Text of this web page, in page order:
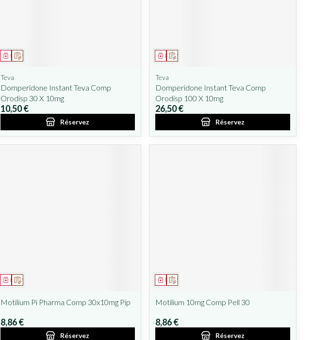
Sur prescription
Médicament
Teva
Domperidone Instant Teva Comp
Orodisp 30 X 10mg
10,50 €
Réservez
Sur prescription
Médicament
Teva
Domperidone Instant Teva Comp
Orodisp 100 X 10mg
26,50 €
Réservez
Sur prescription
Médicament
Motilium Pi Pharma Comp 30x10mg Pip
8,86 €
Réservez
Sur prescription
Médicament
Motilium 10mg Comp Pell 30
8,86 €
Réservez